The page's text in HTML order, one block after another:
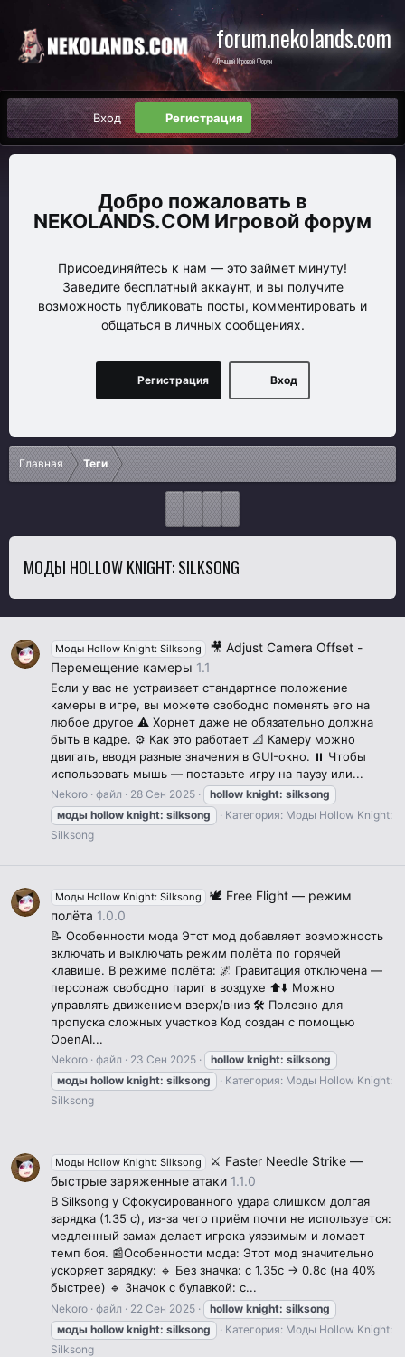
forum.nekolands.com
Лучший Игровой Форум
Вход Регистрация
NEKOLANDS.COM Игровой форум
Присоединяйтесь к нам — это займет минуту!
Заведите бесплатный аккаунт, и вы получите
возможность публиковать посты, комментировать и
общаться в личных сообщениях.
Вход
Регистрация
Главная Теги
МОДЫ HOLLOW KNIGHT: SILKSONG
Моды Hollow Knight: Silksong
🎥 Adjust Camera Offset -
Перемещение камеры 1.1
Если у вас не устраивает стандартное положение
камеры в игре, вы можете свободно поменять его на
любое другое ⚠️ Хорнет даже не обязательно должна
быть в кадре. ⚙️ Как это работает 📐 Камеру можно
двигать, вводя разные значения в GUI-окно. ⏸ Чтобы
использовать мышь — поставьте игру на паузу или...
Nekoro файл 28 Сен 2025 hollow knight: silksong
моды hollow knight: silksong Категория: Моды Hollow Knight:
Silksong
Моды Hollow Knight: Silksong
🕊️ Free Flight — режим
полёта 1.0.0
📝 Особенности мода Этот мод добавляет возможность
включать и выключать режим полёта по горячей
клавише. В режиме полёта: 🌌 Гравитация отключена —
персонаж свободно парит в воздухе ⬆️⬇️ Можно
управлять движением вверх/вниз 🛠 Полезно для
пропуска сложных участков Код создан с помощью
OpenAI...
Nekoro файл 23 Сен 2025 hollow knight: silksong
моды hollow knight: silksong Категория: Моды Hollow Knight:
Silksong
Моды Hollow Knight: Silksong
⚔️ Faster Needle Strike —
быстрые заряженные атаки 1.1.0
В Silksong у Сфокусированного удара слишком долгая
зарядка (1.35 с), из-за чего приём почти не используется:
медленный замах делает игрока уязвимым и ломает
темп боя. 📰Особенности мода: Этот мод значительно
ускоряет зарядку: 🔹 Без значка: с 1.35с → 0.8с (на 40%
быстрее) 🔹 Значок с булавкой: с...
Nekoro файл 22 Сен 2025 hollow knight: silksong
моды hollow knight: silksong Категория: Моды Hollow Knight:
Silksong